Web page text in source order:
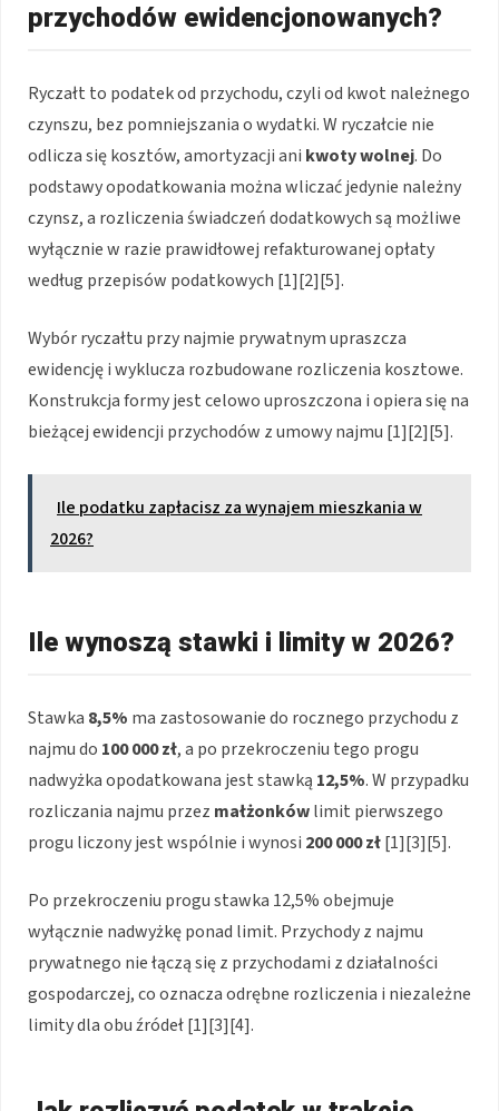
przychodów ewidencjonowanych?
Ryczałt to podatek od przychodu, czyli od kwot należnego
czynszu, bez pomniejszania o wydatki. W ryczałcie nie
odlicza się kosztów, amortyzacji ani kwoty wolnej. Do
podstawy opodatkowania można wliczać jedynie należny
czynsz, a rozliczenia świadczeń dodatkowych są możliwe
wyłącznie w razie prawidłowej refakturowanej opłaty
według przepisów podatkowych [1][2][5].
Wybór ryczałtu przy najmie prywatnym upraszcza
ewidencję i wyklucza rozbudowane rozliczenia kosztowe.
Konstrukcja formy jest celowo uproszczona i opiera się na
bieżącej ewidencji przychodów z umowy najmu [1][2][5].
Ile podatku zapłacisz za wynajem mieszkania w
2026?
Ile wynoszą stawki i limity w 2026?
Stawka 8,5% ma zastosowanie do rocznego przychodu z
najmu do 100 000 zł, a po przekroczeniu tego progu
nadwyżka opodatkowana jest stawką 12,5%. W przypadku
rozliczania najmu przez małżonkówlimit pierwszego
progu liczony jest wspólnie i wynosi 200 000 zł[1][3][5].
Po przekroczeniu progu stawka 12,5% obejmuje
wyłącznie nadwyżkę ponad limit. Przychody z najmu
prywatnego nie łączą się z przychodami z działalności
gospodarczej, co oznacza odrębne rozliczenia i niezależne
limity dla obu źródeł [1][3][4].